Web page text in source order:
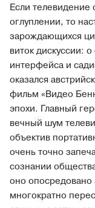
Если телевидение
оглуплении, то
зарождающихся
виток дискуссии:
интерфейса и
оказался
фильм «Видео
эпохи. Главный
вечный шум
объектив
очень точно
сознании
оно
многократно